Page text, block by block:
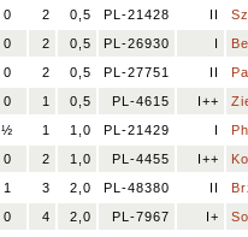
0 2 0,5 PL-21428 II
0 2 0,5 PL-26930 I
0 2 0,5 PL-27751 II
0 1 0,5 PL-4615 I++
½ 1 1,0 PL-21429 I
0 2 1,0 PL-4455 I++
1 3 2,0 PL-48380 II
0 4 2,0 PL-7967 I+